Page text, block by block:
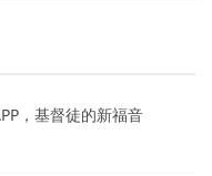
，基督徒的新福音